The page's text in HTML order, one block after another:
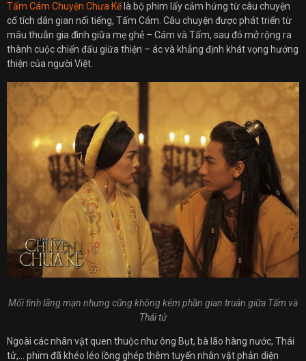
Tấm Cám Chuyện Chưa Kểlà bộ phim lấy cảm hứng từ câu chuyện
cổ tích dân gian nổi tiếng, Tấm Cám. Câu chuyện được phát triển từ
mâu thuẫn gia đình giữa mẹ ghẻ – Cám và Tấm, sau đó mở rộng ra
thành cuộc chiến đấu giữa thiện – ác và khẳng định khát vọng hướng
thiện của người Việt.
Mối tình lãng mạn nhưng cũng không kém phần gian truân giữa Tấm và
Thái tử
Ngoài các nhân vật quen thuộc như ông Bụt, bà lão hàng nước, Thái
tử,… phim đã khéo léo lồng ghép thêm tuyến nhân vật phản diện